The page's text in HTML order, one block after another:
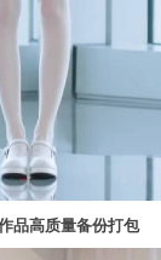
品高质量备份打包